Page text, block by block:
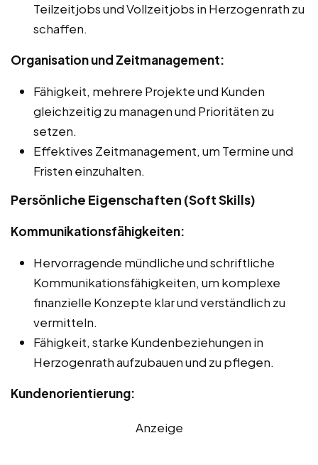
Teilzeitjobs und Vollzeitjobs in Herzogenrath zu
schaffen.
Organisation und Zeitmanagement:
Fähigkeit, mehrere Projekte und Kunden
gleichzeitig zu managen und Prioritäten zu
setzen.
Effektives Zeitmanagement, um Termine und
Fristen einzuhalten.
Persönliche Eigenschaften (Soft Skills)
Kommunikationsfähigkeiten:
Hervorragende mündliche und schriftliche
Kommunikationsfähigkeiten, um komplexe
finanzielle Konzepte klar und verständlich zu
vermitteln.
Fähigkeit, starke Kundenbeziehungen in
Herzogenrath aufzubauen und zu pflegen.
Kundenorientierung:
Anzeige